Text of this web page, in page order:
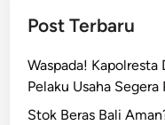
Post Terbaru
Waspada! Kapolresta
Pelaku Usaha
Stok Beras Bali